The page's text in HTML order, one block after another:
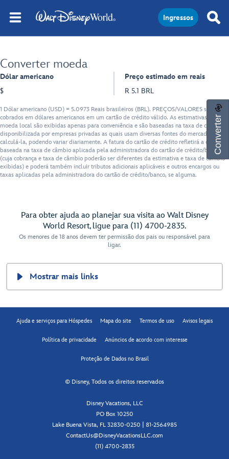
Ingressos
Converter
Converter moeda
Dólar americano
$
Preço estimado em reais
R 5.1 BRL
1 Dólar americano (USD) = 5.0973 Reais brasileiros (BRL). PREÇOS/VALORES serão
cobrados em dólares americanos em um cartão de crédito válido. As estimativas em
moeda local são exibidas apenas para conveniência e são baseadas na taxa de câmbio
disponibilizada por empresas privadas as quais usam diversas fontes do mercado para
calculá-la, podendo variar diariamente. A fatura do cartão de crédito refletirá a cobrança
baseada na taxa de câmbio aplicada pela administradora do cartão de crédito/banco
(cuja cobrança e taxa de câmbio poderão ser diferentes da estimativa e taxa de câmbio
exibidas) e poderá também incluir tributos adicionais aplicáveis e outros encargos ou
taxas aplicadas pela administradora do cartão de crédito/banco, se alguma.
Para obter ajuda ao planejar sua visita ao Walt Disney
World Resort, ligue para (11) 4700-2835.
Os menores de 18 anos devem ter permissão dos pais ou responsável para
ligar.
Mostrar mais links
Ajuda e serviços para Hóspedes Mapa do site Termos de uso Avisos legais
Política de privacidade Anúncios de acordo com interesse
Proteção de Dados no Brasil
© Disney, Todos os direitos reservados
Disney Vacations, LLC
PO Box 10250
Lake Buena Vista, FL 32830-0250 | 81-2564985
ContactUs@DisneyVacationsLLC.com
(11) 4700-2835